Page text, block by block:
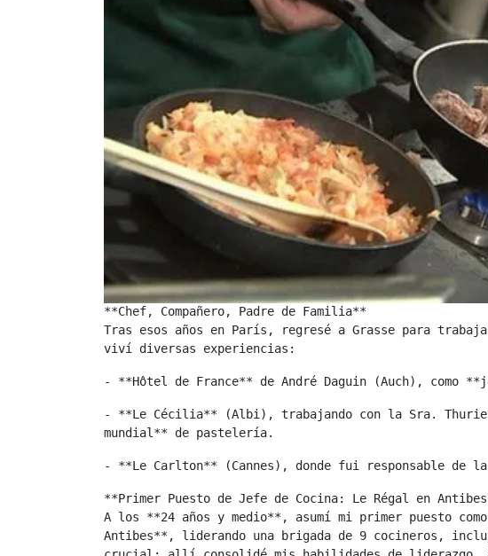
**Chef, Compañero, Padre de Familia**
Tras esos años en París, regresé a Grasse para
viví diversas experiencias:
- **Hôtel de France** de André Daguin (Auch), como
- **Le Cécilia** (Albi), trabajando con la Sra. Thuries
mundial** de pastelería.
- **Le Carlton** (Cannes), donde fui responsable de la
**Primer Puesto de Jefe de Cocina: Le Régal en
A los **24 años y medio**, asumí mi primer puesto
Antibes**, liderando una brigada de 9 cocineros,